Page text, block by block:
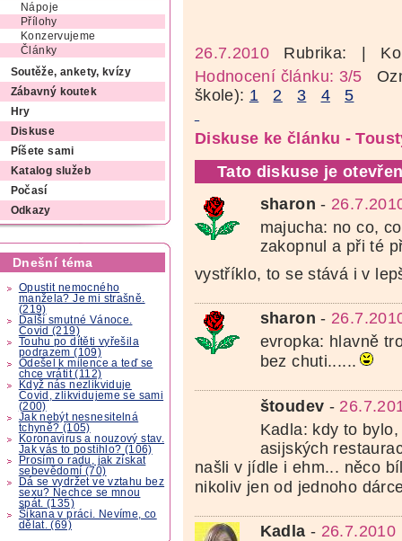
Nápoje
Přílohy
Konzervujeme
Články
Soutěže, ankety, kvízy
Zábavný koutek
Hry
Diskuse
Píšete sami
Katalog služeb
Počasí
Odkazy
Dnešní téma
Opustit nemocného
manžela? Je mi strašně.
(219)
Další smutné Vánoce.
Covid (219)
Touhu po dítěti vyřešila
podrazem (109)
Odešel k milence a teď se
chce vrátit (112)
Když nás nezlikviduje
Covid, zlikvidujeme se sami
(200)
Jak nebýt nesnesitelná
tchyně? (105)
Koronavirus a nouzový stav.
Jak vás to postihlo? (106)
Prosím o radu, jak získat
sebevědomí (70)
Dá se vydržet ve vztahu bez
sexu? Nechce se mnou
spát. (135)
Šikana v práci. Nevíme, co
dělat. (69)
26.7.2010 Rubrika:
|
Hodnocení článku: 3/5
škole): 1 2 3 4 5
Diskuse ke článku -
Tato diskuse je
sharon -
majucha: no co,
zakopnul a při té
vystříklo, to se stává i v
sharon -
evropka: hlavně
bez chuti......
štoudev -
Kadla: kdy to
asijských
našli v jídle i ehm... něco
nikoliv jen od jednoho
Kadla - 26.7.2010